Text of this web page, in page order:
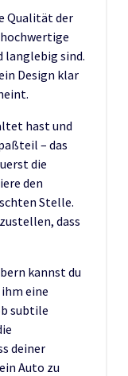
Qualität der
langlebig sind.
Design klar
hast und
– das
die
den
Stelle.
dass
kannst du
eine
subtile
deiner
Auto zu